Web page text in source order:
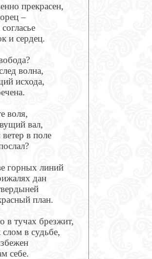
прекрасен,
–
и сердец.
волна,
исхода,
воля,
вал,
в поле
горных линий
дан
план.
в тучах брезжит,
в судьбе,
себе.